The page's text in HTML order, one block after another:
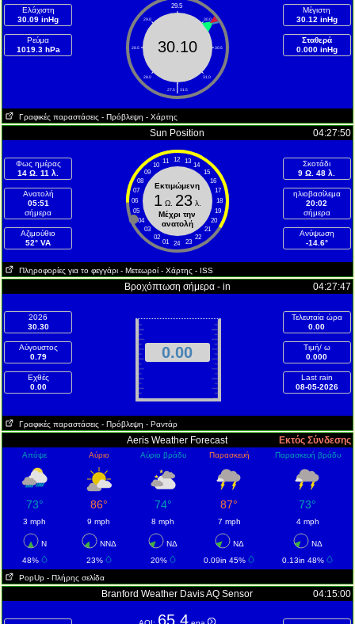
Ελάχιστη
30.09 inHg
Ρεύμα
1019.3 hPa
29.5
29.0 30.0
28.5 30.5
28.0 31.0
27.5 31.5
|
30.10
Μέγιστη
30.12 inHg
Σταθερά
0.000 inHg
Γραφικές παραστάσεις - Πρόβλεψη - Χάρτης
Sun Position 04:27:50
Φως ημέρας
14 Ω. 11 λ.
Ανατολή
05:51
σήμερα
Aζιμούθιο
52° VA
12
11 13
10
14
09
15
08
16
07
17
06
18
05
19
04
20
03
21
02
22
01 23
24
Εκτιμώμενη
1 Ω. 23λ.
Μέχρι την
ανατολή
Σκοτάδι
9 Ω. 48 λ.
ηλιοβασίλεμα
20:02
σήμερα
Ανύψωση
-14.6°
Πληροφορίες για το φεγγάρι - Μετεωροί - Χάρτης - ISS
Βροχόπτωση σήμερα - in 04:27:47
2026
30.30
Αύγουστος
0.79
Εχθές
0.00
0.00
Τελευταία ώρα
0.00
Τιμή/ ω
0.000
Last rain
08-05-2026
Γραφικές παραστάσεις - Πρόβλεψη - Ραντάρ
Aeris Weather Forecast Εκτός Σύνδεσης
Απόψε Αύριο Αύριο βράδυ Παρασκευή Παρασκευή βράδυ
73° 86° 74° 87° 73°
3 mph 9 mph 8 mph 7 mph 4 mph
Ν ΝΝΔ ΝΔ ΝΔ
ΝΔ
48%
23% 20% 0.09in 45%
0.13in 48%
PopUp - Πλήρης σελίδα
Branford Weather Davis AQ Sensor 04:15:00
65.4